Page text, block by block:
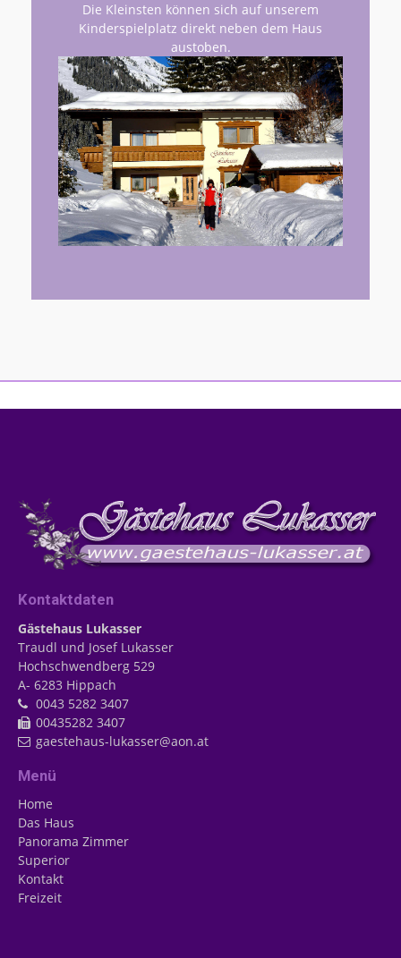
Die Kleinsten können sich auf unserem
Kinderspielplatz direkt neben dem Haus
austoben.
Kontaktdaten
Gästehaus Lukasser
Traudl und Josef Lukasser
Hochschwendberg 529
A- 6283 Hippach
0043 5282 3407
00435282 3407
gaestehaus-lukasser@aon.at
Menü
Home
Das Haus
Panorama Zimmer
Superior
Kontakt
Freizeit